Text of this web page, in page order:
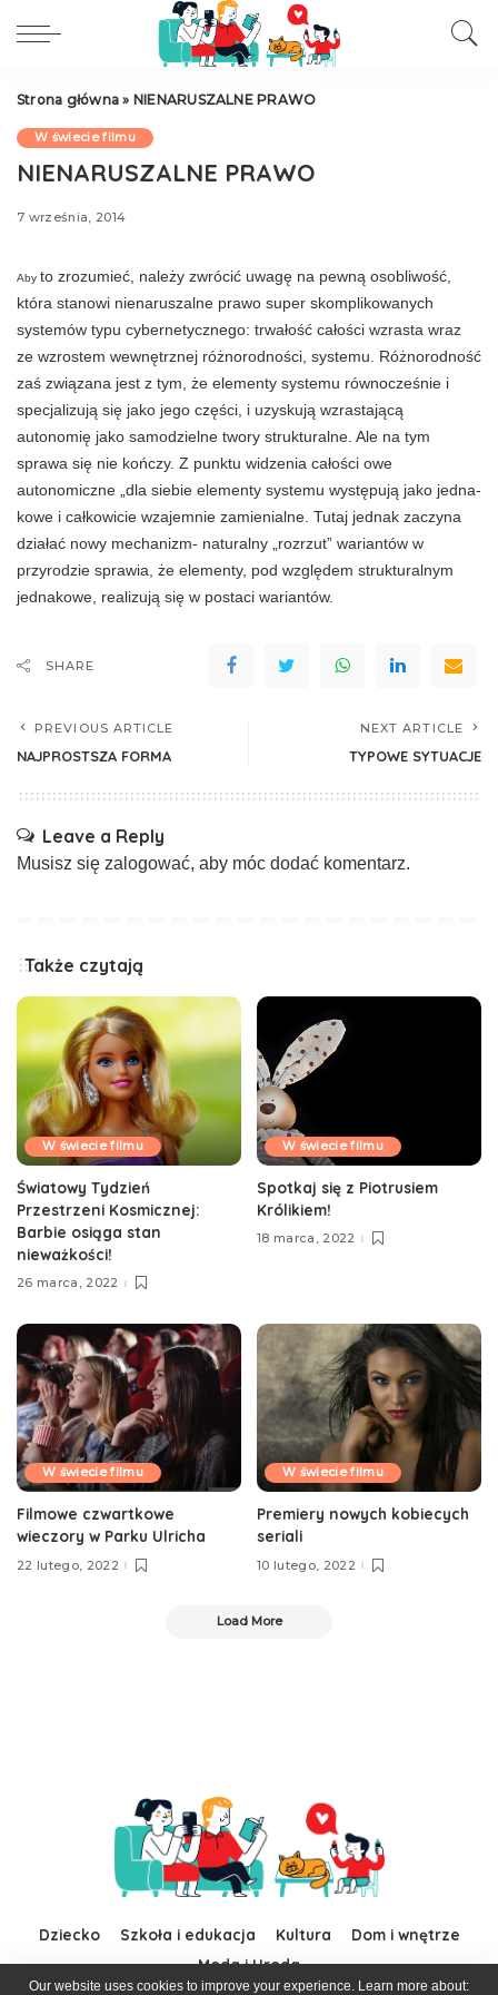
Strona główna » NIENARUSZALNE PRAWO
W świecie filmu
NIENARUSZALNE PRAWO
7 września, 2014
Aby to zrozumieć, należy zwrócić uwagę na pewną osobliwość,
która stanowi nienaruszal­ne prawo super skomplikowanych
systemów typu cybernetycznego: trwałość całości wzrasta wraz
ze wzrostem wewnętrznej różnorodności, systemu. Różnorodność
zaś związana jest z tym, że elementy systemu równocześnie i
specjalizu­ją się jako jego części, i uzyskują wzrastającą
autonomię jako samodzielne twory struktural­ne. Ale na tym
sprawa się nie kończy. Z punk­tu widzenia całości owe
autonomiczne „dla sie­bie elementy systemu występują jako jedna­
kowe i całkowicie wzajemnie zamienialne. Tu­taj jednak zaczyna
działać nowy mechanizm- naturalny „rozrzut” wariantów w
przyrodzie sprawia, że elementy, pod względem struktu­ralnym
jednakowe, realizują się w postaci wa­riantów.
SHARE
PREVIOUS ARTICLE
NAJPROSTSZA FORMA
NEXT ARTICLE
TYPOWE SYTUACJE
Leave a Reply
Musisz się zalogować, aby móc dodać komentarz.
Także czytają
W świecie filmu
Światowy Tydzień
Przestrzeni Kosmicznej:
Barbie osiąga stan
nieważkości!
26 marca, 2022
W świecie filmu
Spotkaj się z Piotrusiem
Królikiem!
18 marca, 2022
W świecie filmu
Filmowe czwartkowe
wieczory w Parku Ulricha
22 lutego, 2022
W świecie filmu
Premiery nowych kobiecych
seriali
10 lutego, 2022
Load More
Dziecko Szkoła i edukacja Kultura
Dom i wnętrze
Moda i Uroda
Our website uses cookies to improve your experience. Learn more about: